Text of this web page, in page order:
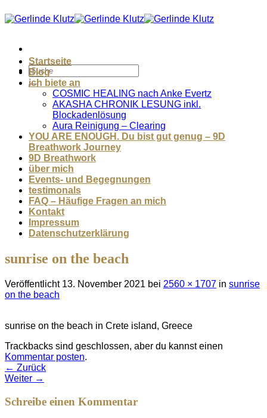
Inhalt
Startseite
Blog
ich biete an
COSMIC HEALING nach Anke Evertz
AKASHA CHRONIK LESUNG inkl.
Blockadenlösung
Aura Reinigung – Clearing
YOU ARE ENOUGH. Du bist gut genug – 9D
Breathwork Journey
9D Breathwork
über mich
Events- und Begegnungen
testimonals
FAQ – Häufige Fragen an mich
Kontakt
Impressum
Datenschutzerklärung
sunrise on the beach
Veröffentlicht 13. November 2021 bei 2560 × 1707 in sunrise
on the beach
sunrise on the beach in Crete island, Greece
Trackbacks sind geschlossen, aber du kannst einen
Kommentar posten.
← Zurück
Weiter →
Schreibe einen Kommentar